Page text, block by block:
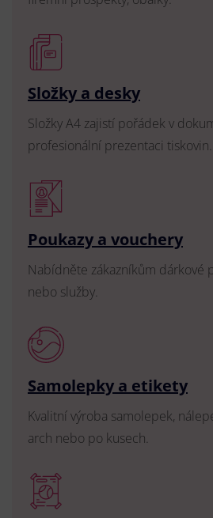
Složky a desky
Složky A4 zajistí pořádek v
profesionální prezentaci tiskovin.
Poukazy a vouchery
Nabídněte zákazníkům dárkové
nebo služby.
Samolepky a etikety
Kvalitní výroba samolepek,
arch nebo po kusech.